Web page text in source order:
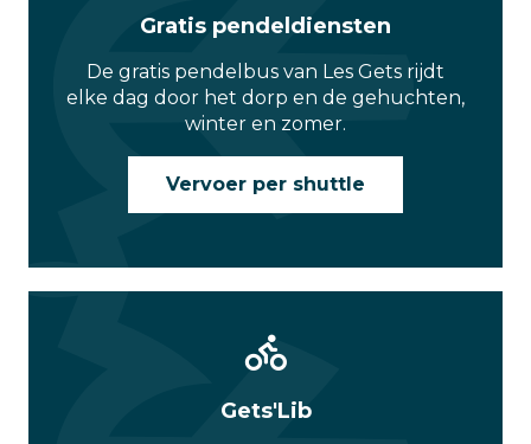
Gratis pendeldiensten
De gratis pendelbus van Les Gets rijdt
elke dag door het dorp en de gehuchten,
winter en zomer.
Vervoer per shuttle
Gets'Lib